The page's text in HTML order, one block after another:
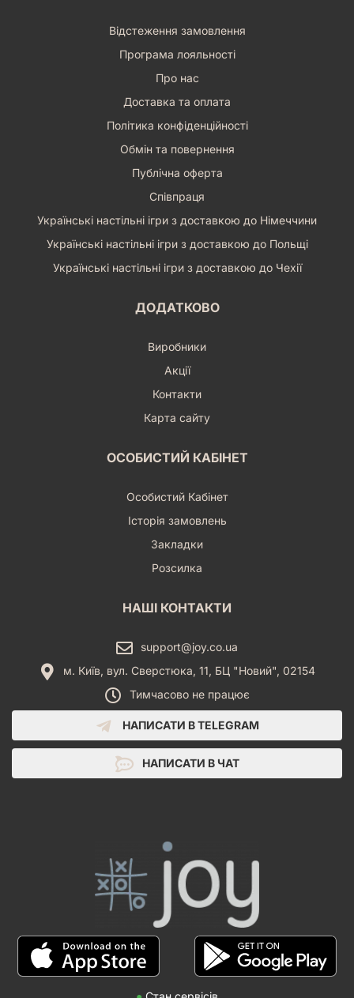
Відстеження замовлення
Програма лояльності
Про нас
Доставка та оплата
Політика конфіденційності
Обмін та повернення
Публічна оферта
Співпраця
Українські настільні ігри з доставкою до Німеччини
Українські настільні ігри з доставкою до Польщі
Українські настільні ігри з доставкою до Чехії
ДОДАТКОВО
Виробники
Акції
Контакти
Карта сайту
ОСОБИСТИЙ КАБІНЕТ
Особистий Кабінет
Історія замовлень
Закладки
Розсилка
НАШІ КОНТАКТИ
support@joy.co.ua
м. Київ, вул. Сверстюка, 11, БЦ "Новий", 02154
Тимчасово не працює
НАПИСАТИ В TELEGRAM
НАПИСАТИ В ЧАТ